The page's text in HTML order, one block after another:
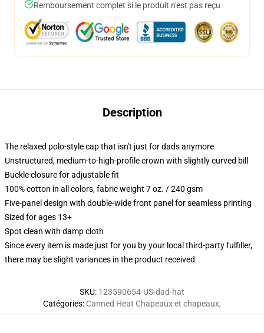
Remboursement complet si le produit n'est pas reçu
Description
The relaxed polo-style cap that isn't just for dads anymore
Unstructured, medium-to-high-profile crown with slightly curved bill
Buckle closure for adjustable fit
100% cotton in all colors, fabric weight 7 oz. / 240 gsm
Five-panel design with double-wide front panel for seamless printing
Sized for ages 13+
Spot clean with damp cloth
Since every item is made just for you by your local third-party fulfiller,
there may be slight variances in the product received
SKU: 123590654-US-dad-hat
Catégories: Canned Heat Chapeaux et chapeaux,